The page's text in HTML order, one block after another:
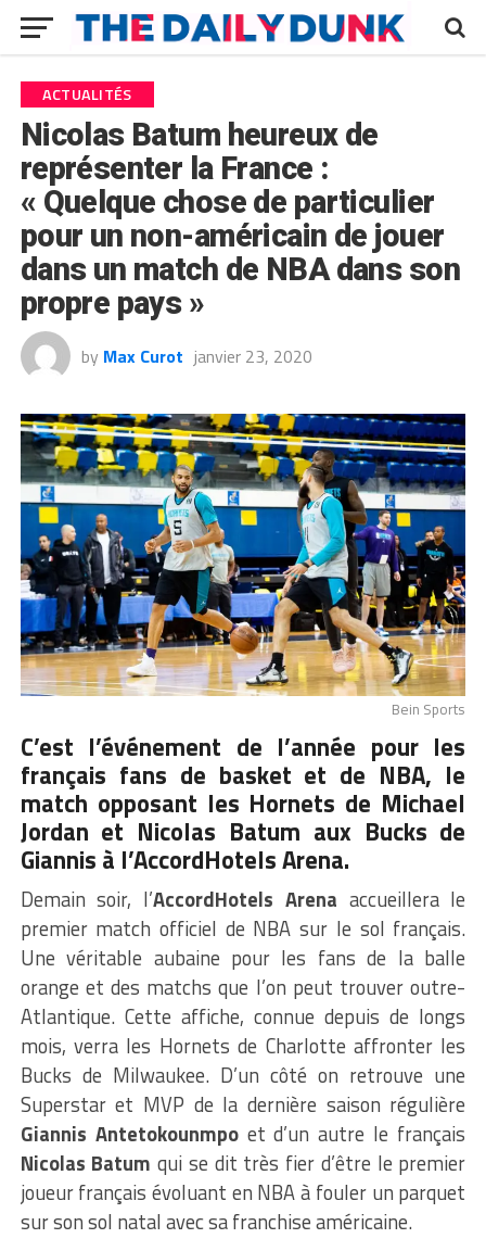
ACTUALITÉS
Nicolas Batum heureux de
représenter la France :
« Quelque chose de particulier
pour un non-américain de jouer
dans un match de NBA dans son
propre pays »
by Max Curot janvier 23, 2020
Bein Sports
C’est l’événement de l’année pour les
français fans de basket et de NBA, le
match opposant les Hornets de Michael
Jordan et Nicolas Batum aux Bucks de
Giannis à l’AccordHotels Arena.
Demain soir, l’AccordHotels Arena accueillera le
premier match officiel de NBA sur le sol français.
Une véritable aubaine pour les fans de la balle
orange et des matchs que l’on peut trouver outre-
Atlantique. Cette affiche, connue depuis de longs
mois, verra les Hornets de Charlotte affronter les
Bucks de Milwaukee. D’un côté on retrouve une
Superstar et MVP de la dernière saison régulière
Giannis Antetokounmpoet d’un autre le français
Nicolas Batum qui se dit très fier d’être le premier
joueur français évoluant en NBA à fouler un parquet
sur son sol natal avec sa franchise américaine.